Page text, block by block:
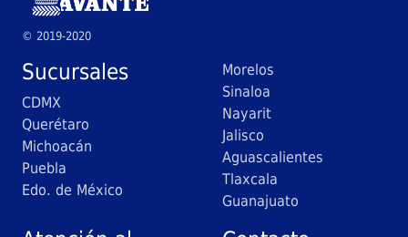
© 2019-2020
Sucursales
CDMX
Querétaro
Michoacán
Puebla
Edo. de México
Morelos
Sinaloa
Nayarit
Jalisco
Aguascalientes
Tlaxcala
Guanajuato